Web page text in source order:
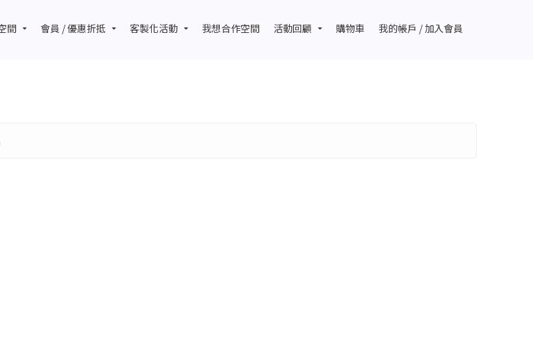
間 會員 / 優惠折抵 客製化活動 我想合作空間 活動回顧 購物車 我的帳戶 / 加入會員